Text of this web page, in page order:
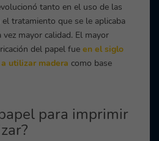
tanto en el uso de las
tratamiento que se le aplicaba
mayor calidad. El mayor
del papel fueen el siglo
utilizar madera como base
para imprimir